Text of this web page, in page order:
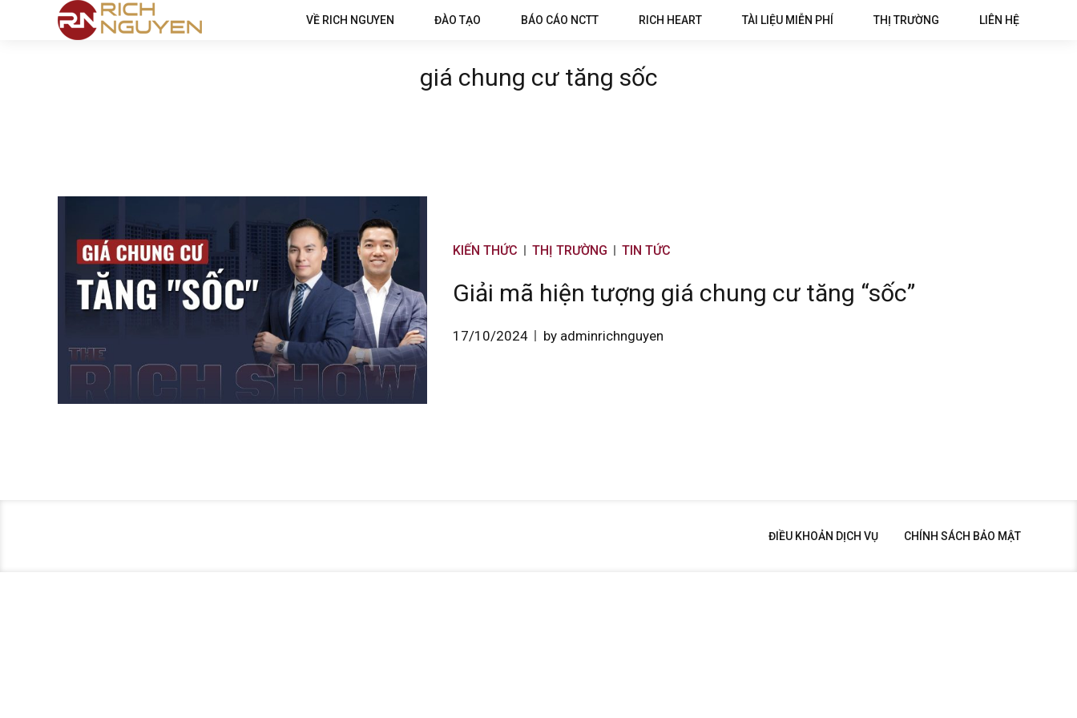
VỀ RICH NGUYEN ĐÀO TẠO BÁO CÁO NCTT RICH HEART TÀI LIỆU MIỄN PHÍ THỊ TRƯỜNG LIÊN HỆ
giá chung cư tăng sốc
KIẾN THỨC THỊ TRƯỜNG TIN TỨC
Giải mã hiện tượng giá chung cư tăng “sốc”
17/10/2024 by adminrichnguyen
ĐIỀU KHOẢN DỊCH VỤ CHÍNH SÁCH BẢO MẬT